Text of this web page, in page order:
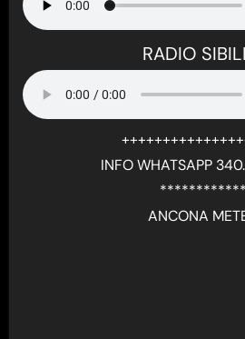
RADIO
INFO WHATSAPP
************
ANCONA